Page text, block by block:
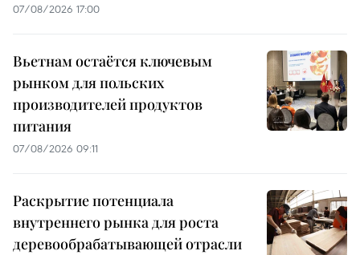
07/08/2026 17:00
Вьетнам остаётся ключевым
рынком для польских
производителей продуктов
питания
07/08/2026 09:11
Раскрытие потенциала
внутреннего рынка для роста
деревообрабатывающей отрасли